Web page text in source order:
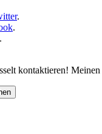
.
.
.
kontaktieren! Meinen